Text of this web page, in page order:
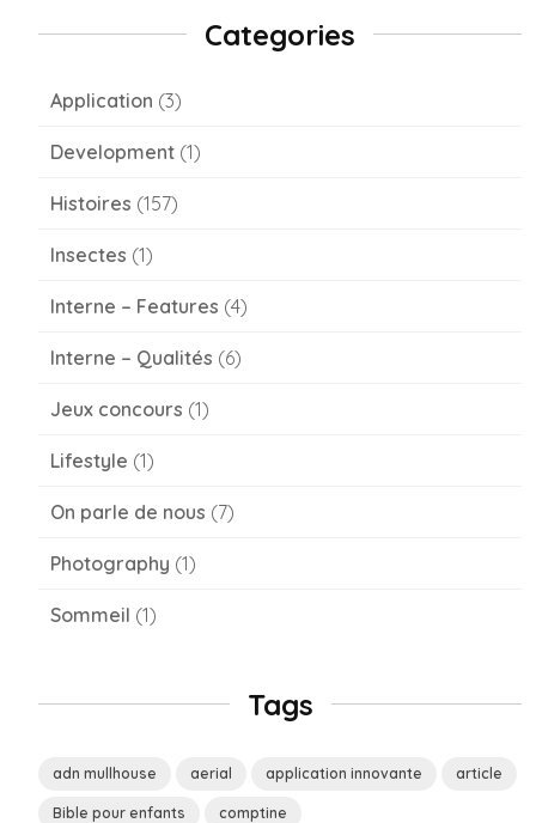
Categories
Application (3)
Development (1)
Histoires (157)
Insectes (1)
Interne – Features (4)
Interne – Qualités (6)
Jeux concours (1)
Lifestyle (1)
On parle de nous (7)
Photography (1)
Sommeil (1)
Tags
adn mullhouse aerial application innovante article
Bible pour enfants comptine